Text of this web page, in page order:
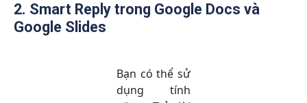
2. Smart Reply trong Google Docs và
Google Slides
Bạn có thể sử
dụng tính